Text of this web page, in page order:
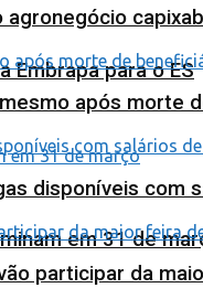
Embrapa para o ES
em 31 de
após morte
disponíveis com
participar da